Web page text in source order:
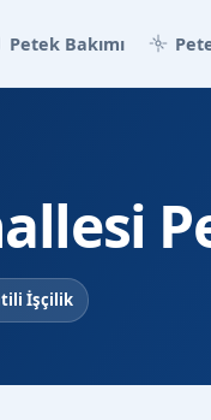
Petek Bakımı
İşçilik